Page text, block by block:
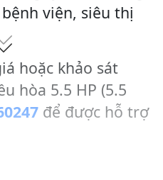
viện, siêu thị
hoặc khảo sát
hòa 5.5 HP (5.5
để được hỗ trợ